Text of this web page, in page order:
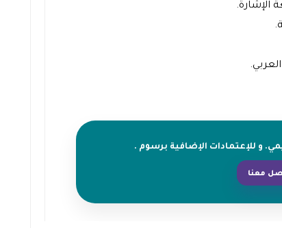
الإشارة.
و للإعتمادات الإضافية برسوم .
معنا